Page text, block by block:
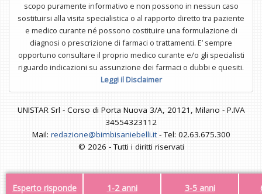
Esperto risponde 1-2 anni 3-5 anni
scopo puramente informativo e non possono in nessun caso
sostituirsi alla visita specialistica o al rapporto diretto tra paziente
e medico curante né possono costituire una formulazione di
diagnosi o prescrizione di farmaci o trattamenti. E’ sempre
opportuno consultare il proprio medico curante e/o gli specialisti
riguardo indicazioni su assunzione dei farmaci o dubbi e quesiti.
Leggi il Disclaimer
UNISTAR Srl - Corso di Porta Nuova 3/A, 20121, Milano - P.IVA
34554323112
Mail: redazione@bimbisaniebelli.it- Tel: 02.63.675.300
© 2026 - Tutti i diritti riservati